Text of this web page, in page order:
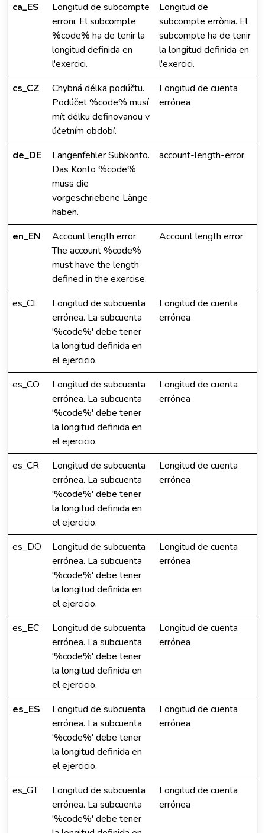
ca_ES
Longitud de subcompte
erroni. El subcompte
%code% ha de tenir la
longitud definida en
l'exercici.
Longitud de
subcompte errònia. El
subcompte ha de tenir
la longitud definida en
l'exercici.
cs_CZ
Chybná délka podúčtu.
Podúčet %code% musí
mít délku definovanou v
účetním období.
Longitud de cuenta
errónea
de_DE
Längenfehler Subkonto.
Das Konto %code%
muss die
vorgeschriebene Länge
haben.
account-length-error
en_EN
Account length error.
The account %code%
must have the length
defined in the exercise.
Account length error
es_CL
Longitud de subcuenta
errónea. La subcuenta
'%code%' debe tener
la longitud definida en
el ejercicio.
Longitud de cuenta
errónea
es_CO
Longitud de subcuenta
errónea. La subcuenta
'%code%' debe tener
la longitud definida en
el ejercicio.
Longitud de cuenta
errónea
es_CR
Longitud de subcuenta
errónea. La subcuenta
'%code%' debe tener
la longitud definida en
el ejercicio.
Longitud de cuenta
errónea
es_DO
Longitud de subcuenta
errónea. La subcuenta
'%code%' debe tener
la longitud definida en
el ejercicio.
Longitud de cuenta
errónea
es_EC
Longitud de subcuenta
errónea. La subcuenta
'%code%' debe tener
la longitud definida en
el ejercicio.
Longitud de cuenta
errónea
es_ES
Longitud de subcuenta
errónea. La subcuenta
'%code%' debe tener
la longitud definida en
el ejercicio.
Longitud de cuenta
errónea
es_GT
Longitud de subcuenta
errónea. La subcuenta
'%code%' debe tener
Longitud de cuenta
errónea